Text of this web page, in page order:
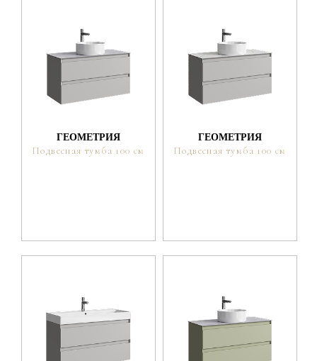
ГЕОМЕТРИЯ
Подвесная тумба 100 см
ГЕОМЕТРИЯ
Подвесная тумба 100 см